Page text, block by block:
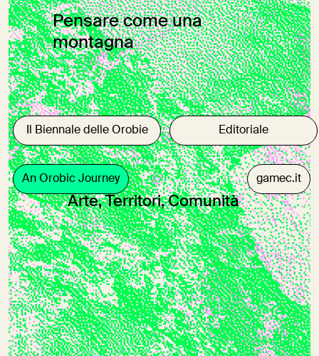
Il Biennale delle Orobie Editoriale
An Orobic Journey gamec.it
Pensare come una
montagna
Arte, Territori, Comunità